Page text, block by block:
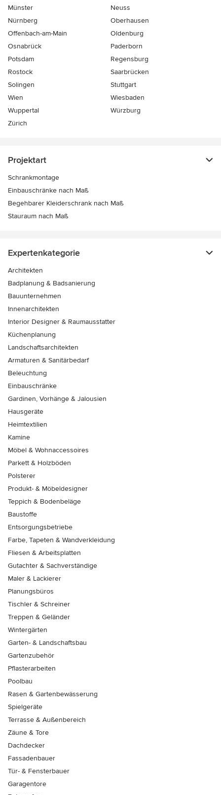
Münster
Neuss
Nürnberg
Oberhausen
Offenbach-am-Main
Oldenburg
Osnabrück
Paderborn
Potsdam
Regensburg
Rostock
Saarbrücken
Solingen
Stuttgart
Wien
Wiesbaden
Wuppertal
Würzburg
Zürich
Projektart
Schrankmontage
Einbauschränke nach Maß
Begehbarer Kleiderschrank nach Maß
Stauraum nach Maß
Expertenkategorie
Architekten
Badplanung & Badsanierung
Bauunternehmen
Innenarchitekten
Interior Designer & Raumausstatter
Küchenplanung
Landschaftsarchitekten
Armaturen & Sanitärbedarf
Beleuchtung
Einbauschränke
Gardinen, Vorhänge & Jalousien
Hausgeräte
Heimtextilien
Kamine
Möbel & Wohnaccessoires
Parkett & Holzböden
Polsterer
Produkt- & Möbeldesigner
Teppich & Bodenbeläge
Baustoffe
Entsorgungsbetriebe
Farbe, Tapeten & Wandverkleidung
Fliesen & Arbeitsplatten
Gutachter & Sachverständige
Maler & Lackierer
Planungsbüros
Tischler & Schreiner
Treppen & Geländer
Wintergärten
Garten- & Landschaftsbau
Gartenzubehör
Pflasterarbeiten
Poolbau
Rasen & Gartenbewässerung
Spielgeräte
Terrasse & Außenbereich
Zäune & Tore
Dachdecker
Fassadenbauer
Tür- & Fensterbauer
Garagentore